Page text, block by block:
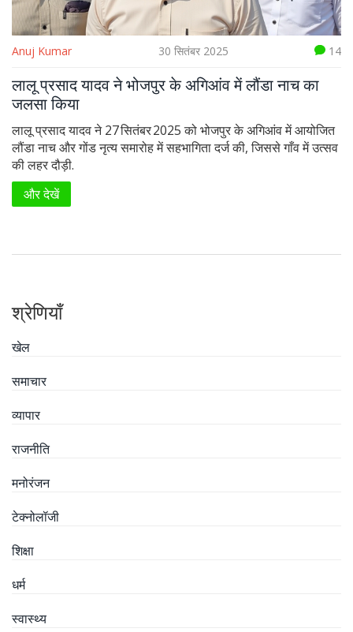
Anuj Kumar 30 सितंबर 2025 14
लालू प्रसाद यादव ने भोजपुर के अगिआंव में लौंडा नाच का
जलसा किया
लालू प्रसाद यादव ने 27 सितंबर 2025 को भोजपुर के अगिआंव में आयोजित
लौंडा नाच और गोंड नृत्य समारोह में सहभागिता दर्ज की, जिससे गाँव में उत्सव
की लहर दौड़ी.
और देखें
श्रेणियाँ
खेल
समाचार
व्यापार
राजनीति
मनोरंजन
टेक्नोलॉजी
शिक्षा
धर्म
स्वास्थ्य